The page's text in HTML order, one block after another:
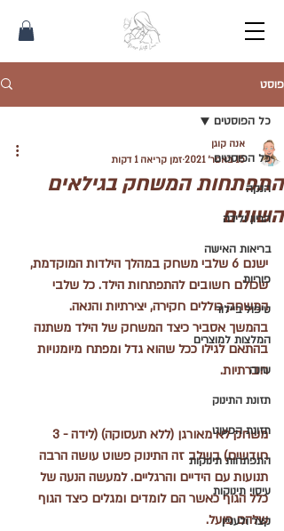
פוסט
כל הפוסטים
הנקה
הריון ולידה
בריאות האישה
פוריות
טיפול ביילוד
המלצות למוצרים
שינה
תזונת התינוק
תזונת הפעוט
התפתחות תינוקות
עיסוי תינוקות
קצר ולעניין
כל הפוסטים
התפתחות המשחק בגילאים
השונים
אנה קוגן
15 באפר׳ 2021
זמן קריאה 1 דקות
ישנם 6 שלבי משחק במהלך הילדות המוקדמת,
שכולם חשובים להתפתחות הילד. כל שלבי
המשחק כוללים חקירה, יצירתיות והנאה.
בהמשך אסביר כיצד המשחק של הילד משתנה
בהתאם לגילו ככל שהוא גדל ומפתח מיומנויות
חברתיות.
חודשים) בשלב זה התינוק פשוט עושה הרבה
תנועות עם הידיים והרגליים. למעשה הנעה של
כלל הגוף כאשר הם לומדים ומגלים כיצד הגוף
שלהם פועל.